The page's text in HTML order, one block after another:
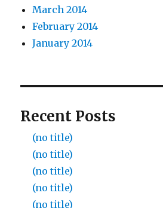
March 2014
February 2014
January 2014
Recent Posts
(no title)
(no title)
(no title)
(no title)
(no title)